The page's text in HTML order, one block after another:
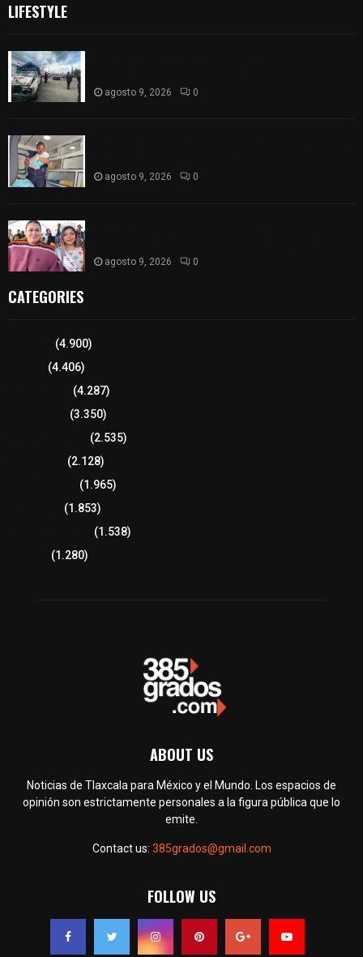
LIFESTYLE
agosto 9, 2026 0
agosto 9, 2026 0
agosto 9, 2026 0
CATEGORIES
(4.900)
(4.406)
(4.287)
(3.350)
(2.535)
(2.128)
(1.965)
(1.853)
(1.538)
(1.280)
ABOUT US
Noticias de Tlaxcala para México y el Mundo. Los espacios de
opinión son estrictamente personales a la figura pública que lo
emite.
Contact us: 385grados@gmail.com
FOLLOW US